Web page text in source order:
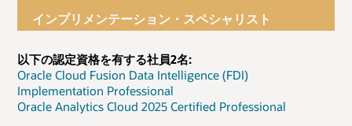
インプリメンテーション・スペシャリスト
以下の認定資格を有する社員2名:
Oracle Cloud Fusion Data Intelligence (FDI)
Implementation Professional
Oracle Analytics Cloud 2025 Certified Professional